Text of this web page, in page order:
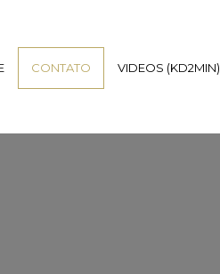
CONTATO VIDEOS (KD2MIN)